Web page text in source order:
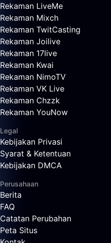
Rekaman LiveMe
Rekaman Mixch
Rekaman TwitCasting
Rekaman Joilive
Rekaman 17live
Rekaman Kwai
Rekaman NimoTV
Rekaman VK Live
Rekaman Chzzk
Rekaman YouNow
Legal
Kebijakan Privasi
Syarat & Ketentuan
Kebijakan DMCA
Perusahaan
Berita
FAQ
Catatan Perubahan
Peta Situs